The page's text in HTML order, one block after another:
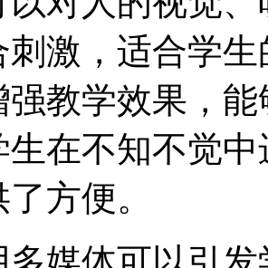
刺激，适合学
强教学效果，
生在不知不觉
方便。